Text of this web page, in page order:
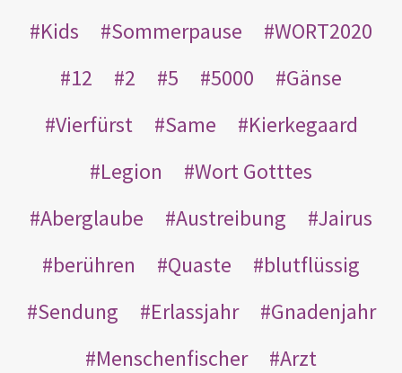
Kids
Sommerpause
WORT2020
12
2 5 5000
Gänse
Vierfürst
Same
Kierkegaard
Legion
Wort Gotttes
Aberglaube
Austreibung
Jairus
berühren
Quaste
blutflüssig
Sendung
Erlassjahr
Gnadenjahr
Menschenfischer
Arzt